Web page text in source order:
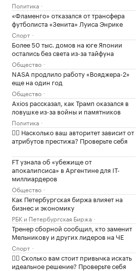
Политика
«Фламенго» отказался от трансфера
футболиста «Зенита» Луиса Энрике
Спорт
Более 50 тыс. домов на юге Японии
остались без света из-за тайфуна
Общество
NASA продлило работу «Вояджера-2»
еще на один год
Общество
Axios рассказал, как Трамп оказался в
ловушке из-за войны и памятников
Политика
✍🏻 Насколько ваш авторитет зависит от
атрибутов престижа? Проверьте себя
FT узнала об «убежище от
апокалипсиса» в Аргентине для IT-
миллиардеров
Общество
Как Петербургская биржа влияет на
бизнес и экономику
РБК и Петербургская Биржа
Тренер сборной сообщил, кто заменит
Мельникову и других лидеров на ЧЕ
Спорт
✍🏻 Сколько вам стоит привычка искать
идеальное решение? Проверьте себя